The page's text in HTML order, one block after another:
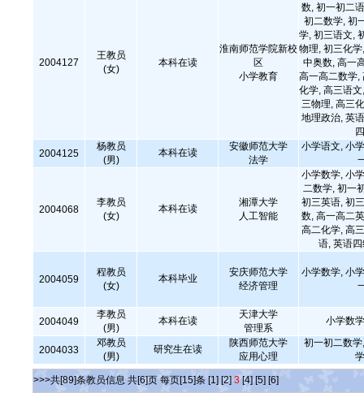
2004127
王教员
(女)
本科在读
淮南师范学院新校
区
小学教育
数, 初一初二
初二数学, 初
学, 初三语文,
物理, 初三化
中奥数, 高一
高一高二数学,
化学, 高三语
三物理, 高三
地理政治, 英
2004125
杨教员
(男)
本科在读
安徽师范大学
法学
小学语文, 小
2004068
李教员
(女)
本科在读
湘潭大学
人工智能
小学数学, 小
二数学, 初一
初三英语, 初
数, 高一高二
高二化学, 高
语, 英语
2004059
程教员
(女)
本科毕业
安庆师范大学
经济管理
小学数学, 小
2004049
李教员
(男)
本科在读
天津大学
管理系
小学数
2004033
邓教员
(男)
研究生在读
陕西师范大学
应用心理
初一初二数
>>>共[89]条教员信息 共[6]页 每页[15]条 [1] [2] 3 [4] [5] [6]